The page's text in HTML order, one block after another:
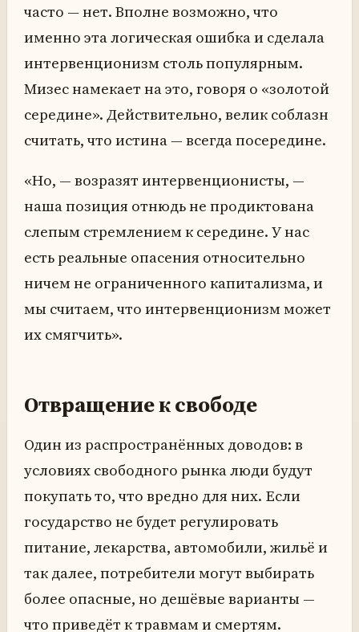
часто — нет. Вполне возможно, что
именно эта логическая ошибка и сделала
интервенционизм столь популярным.
Мизес намекает на это, говоря о «золотой
середине». Действительно, велик соблазн
считать, что истина — всегда посередине.
«Но, — возразят интервенционисты, —
наша позиция отнюдь не продиктована
слепым стремлением к середине. У нас
есть реальные опасения относительно
ничем не ограниченного капитализма, и
мы считаем, что интервенционизм может
их смягчить».
Отвращение к свободе
Один из распространённых доводов: в
условиях свободного рынка люди будут
покупать то, что вредно для них. Если
государство не будет регулировать
питание, лекарства, автомобили, жильё и
так далее, потребители могут выбирать
более опасные, но дешёвые варианты —
что приведёт к травмам и смертям.